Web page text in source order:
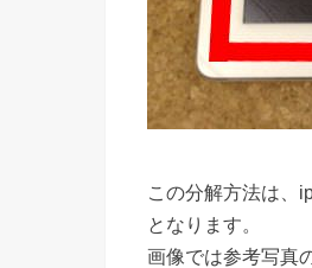
この分解方法は、
となります。
画像では参考写真